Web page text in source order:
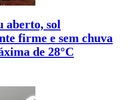
aberto, sol
firme e sem chuva
de 28°C